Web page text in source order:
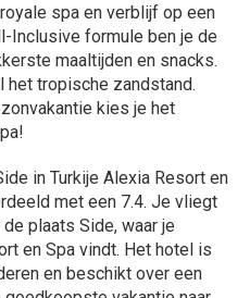
spa en verblijf op een
Inclusive formule ben je de
maaltijden en snacks.
het tropische zandstand.
kies je het
in Turkije Alexia Resort en
met een 7.4. Je vliegt
plaats Side, waar je
en Spa vindt. Het hotel is
en beschikt over een